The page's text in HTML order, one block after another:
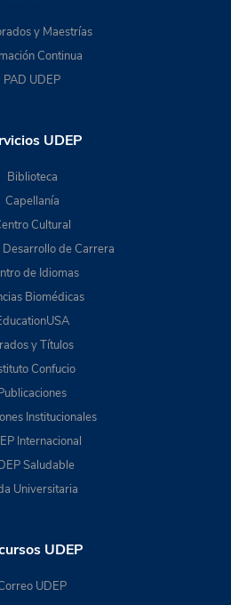
y Maestrías
Continua
PAD UDEP
UDEP
Biblioteca
Capellanía
Cultural
de Carrera
de Idiomas
Biomédicas
y Títulos
Confucio
Institucionales
Internacional
Saludable
Universitaria
UDEP
UDEP